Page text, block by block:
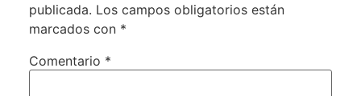
publicada. Los campos obligatorios están
marcados con *
Comentario *